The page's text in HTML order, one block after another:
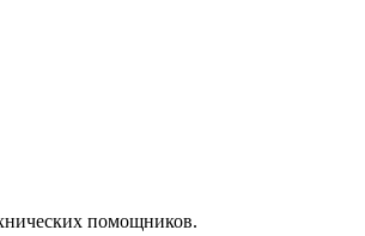
помощников.